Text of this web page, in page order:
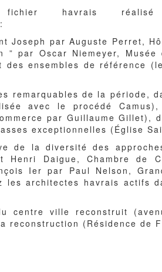
havrais réalisé
Joseph par Auguste Perret,
par Oscar Niemeyer,
ensembles de référence
remarquables de la période,
avec le procédé
par Guillaume Gillet),
exceptionnelles (Église
de la diversité des
Daigue, Chambre de
Ier par Paul Nelson,
les architectes havrais actifs
centre ville reconstruit
(Résidence de